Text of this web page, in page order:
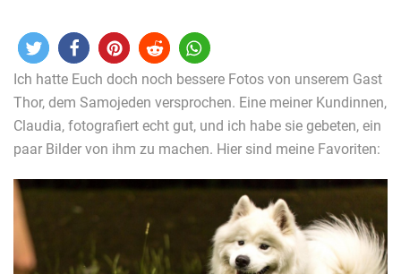
Ich hatte Euch doch noch bessere Fotos von unserem Gast
Thor, dem Samojeden versprochen. Eine meiner Kundinnen,
Claudia, fotografiert echt gut, und ich habe sie gebeten, ein
paar Bilder von ihm zu machen. Hier sind meine Favoriten: